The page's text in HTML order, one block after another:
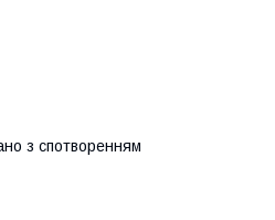
з спотворенням